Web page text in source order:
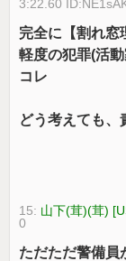
3:22.60
完全に【割れ窓
軽度の犯罪(活
コレ
どう考えても、
15: 山下(茸)(茸)
0
ただただ警備員